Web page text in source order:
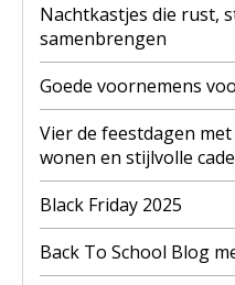
Nachtkastjes die rust,
samenbrengen
Goede voornemens
Vier de feestdagen
wonen en stijlvolle
Black Friday 2025
Back To School Blog